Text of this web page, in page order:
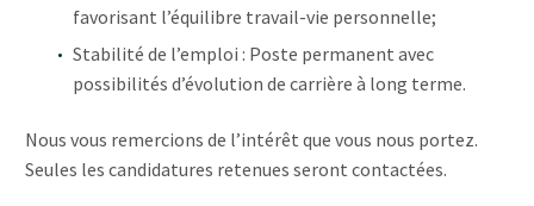
favorisant l’équilibre travail-vie personnelle;
Stabilité de l’emploi : Poste permanent avec
possibilités d’évolution de carrière à long terme.
Nous vous remercions de l’intérêt que vous nous portez.
Seules les candidatures retenues seront contactées.